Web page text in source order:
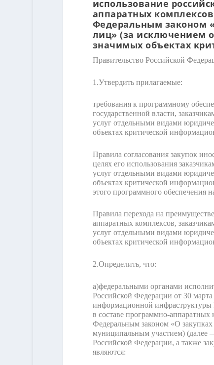
использование
аппаратных
Федеральным законом
лиц» (за исключением
значимых объектах
Правительство Российской
1.Утвердить прилагаемые:
требования к программному
государственной власти,
услуг отдельными видами
объектах критической
Правила согласования закупок
целях его использования
услуг отдельными видами
объектах критической
этого программного обеспечения
Правила перехода на
аппаратных комплексов,
услуг отдельными видами
объектах критической
2.Определить, что:
а)федеральными органами
Российской Федерации от 30
информационной инфраструктуры
в составе программно-аппаратных
Федеральным законом «О
муниципальным участием) (далее
Российской Федерации, а также
являются: